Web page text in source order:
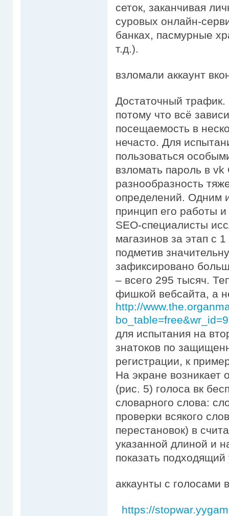
сеток, заканчивая
суровых онлайн-
банках, пасмурные
т.д.).
взломали аккаунт
Достаточный
потому что всё
посещаемость в
нечасто. Для
пользоваться
взломать пароль в
разнообразность
определений. Одним
принцип его работы
SEO-специалисты
магазинов за этап с
подметив
зафиксировано
– всего 295 тысяч.
фишкой вебсайта, а
http://
для испытания на
знатоков по
регистрации, к
На экране возникает
(рис. 5) голоса вк
словарного слова:
проверки всякого
перестановок) в
указанной длиной и
показать
аккаунты с голосами
https://